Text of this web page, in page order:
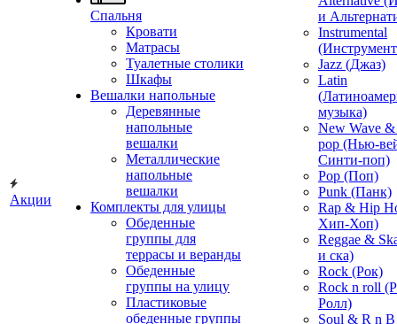
Акции
Спальня
Кровати
Матрасы
Туалетные столики
Шкафы
Вешалки напольные
Деревянные
напольные
вешалки
Металлические
напольные
вешалки
Комплекты для улицы
Обеденные
группы для
террасы и веранды
Обеденные
группы на улицу
Пластиковые
обеденные группы
и
Instrumental
Jazz (Джаз)
Latin
музыка)
New Wave
pop (Нью-
Синти-поп)
Pop (Поп)
Punk (Панк)
Rap & Hip
Хип-Хоп)
Reggae &
и ска)
Rock (Рок)
Rock n roll
Ролл)
Soul & R n